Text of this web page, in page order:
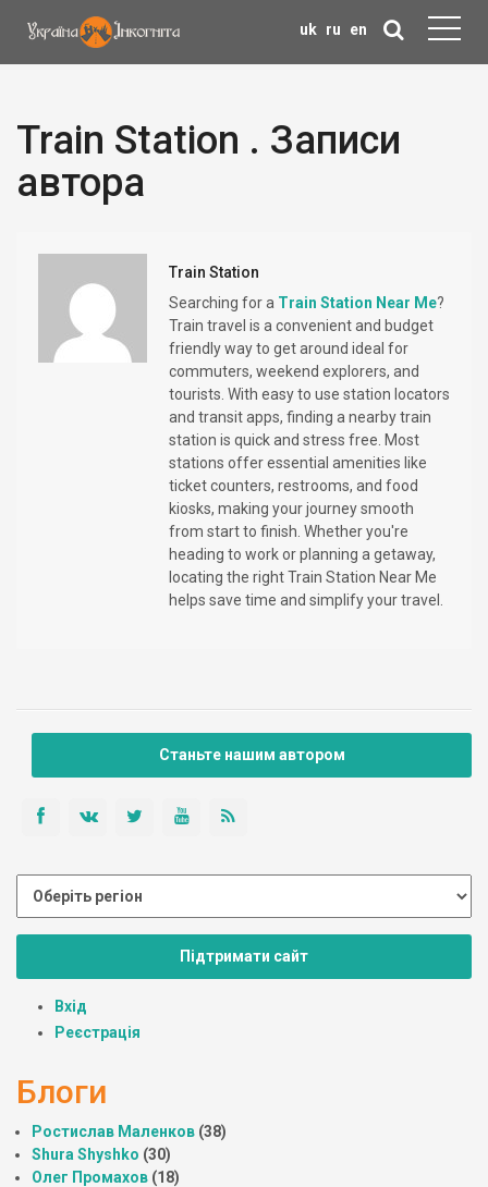
uk ru en
Train Station . Записи
автора
Train Station
Searching for a Train Station Near Me?
Train travel is a convenient and budget
friendly way to get around ideal for
commuters, weekend explorers, and
tourists. With easy to use station locators
and transit apps, finding a nearby train
station is quick and stress free. Most
stations offer essential amenities like
ticket counters, restrooms, and food
kiosks, making your journey smooth
from start to finish. Whether you're
heading to work or planning a getaway,
locating the right Train Station Near Me
helps save time and simplify your travel.
Станьте нашим автором
Підтримати сайт
Вхід
Реєстрація
Блоги
Ростислав Маленков (38)
Shura Shyshko (30)
Олег Промахов (18)